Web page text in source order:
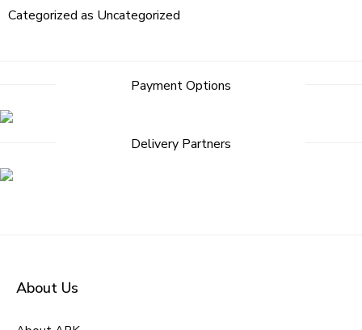
Categorized as Uncategorized
Payment Options
Delivery Partners
About Us